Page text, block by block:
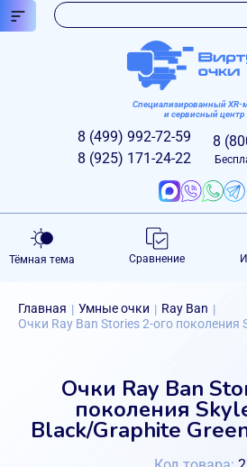
Специализированный XR-
и сервисный центр
8 (499) 992-72-59
8 (925) 171-24-22
8
Тёмная тема Сравнение
Главная | Умные очки | Ray Ban |
Очки Ray Ban Stories 2-ого
Очки Ray Ban
поколения
Black/Graphite